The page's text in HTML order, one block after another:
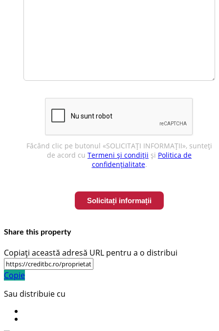
Făcând clic pe butonul «SOLICITAȚI INFORMAȚII», sunteți
de acord cu Termeni și condiții și Politica de
confidențialitate.
Share this property
Copiați această adresă URL pentru a o distribui
Copie
Sau distribuie cu